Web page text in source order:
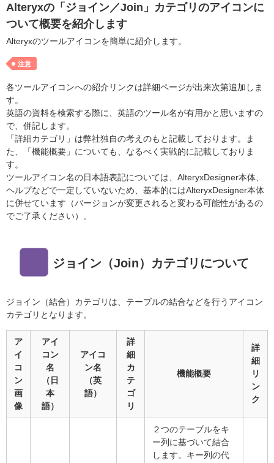
Alteryxの「ジョイン／Join」カテゴリのアイコンに
ついて概要を紹介します
Alteryxのツールアイコンを簡単に紹介します。
注意
各ツールアイコンへの紹介リンクは詳細ページが出来次第追加しま
す。
英語の資料を検索する際に、英語のツール名が有用かと思いますの
で、併記します。
「詳細カテゴリ」は弊社独自の考えのもと記載しております。ま
た、「機能概要」についても、なるべく実戦的に記載しておりま
す。
ツールアイコン名の日本語表記については、AlteryxDesigner本体、
ヘルプなどで一定していないため、基本的にはAlteryxDesigner本体
に併せています（バージョンが変更されると変わる可能性があるの
でご了承ください）。
ジョイン（Join ）カテゴリについて
ジョイン（結合）カテゴリは、テーブルの結合などを行うアイコン
カテゴリとなります。
ア
イ
コ
ン
画
像
アイ
コン
名
（日
本
語）
アイコ
ン名
（英
語）
詳
細
カ
テ
ゴ
リ
機能概要
詳
細
リ
ン
ク
２つのテーブルをキ
ー列に基づいて結合
します。キー列の代